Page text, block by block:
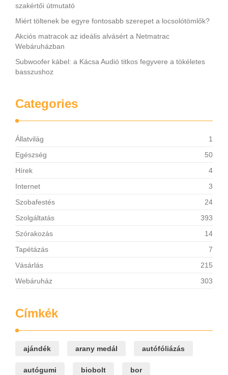
szakértői útmutató
Miért töltenek be egyre fontosabb szerepet a locsolótömlők?
Akciós matracok az ideális alvásért a Netmatrac
Webáruházban
Subwoofer kábel: a Kácsa Audió titkos fegyvere a tökéletes
basszushoz
Categories
Állatvilág
1
Egészség
50
Hírek
4
Internet
3
Szobafestés
24
Szolgáltatás
393
Szórakozás
14
Tapétázás
7
Vásárlás
215
Webáruház
303
Címkék
ajándék arany medál autófóliázás
autógumi biobolt bor